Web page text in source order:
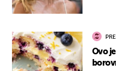
Ovo